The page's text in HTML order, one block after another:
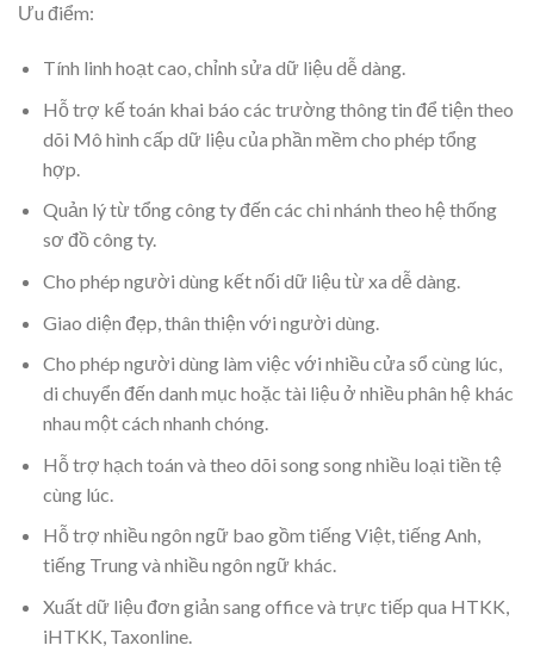
Ưu điểm:
Tính linh hoạt cao, chỉnh sửa dữ liệu dễ dàng.
Hỗ trợ kế toán khai báo các trường thông tin để tiện theo
dõi Mô hình cấp dữ liệu của phần mềm cho phép tổng
hợp.
Quản lý từ tổng công ty đến các chi nhánh theo hệ thống
sơ đồ công ty.
Cho phép người dùng kết nối dữ liệu từ xa dễ dàng.
Giao diện đẹp, thân thiện với người dùng.
Cho phép người dùng làm việc với nhiều cửa sổ cùng lúc,
di chuyển đến danh mục hoặc tài liệu ở nhiều phân hệ khác
nhau một cách nhanh chóng.
Hỗ trợ hạch toán và theo dõi song song nhiều loại tiền tệ
cùng lúc.
Hỗ trợ nhiều ngôn ngữ bao gồm tiếng Việt, tiếng Anh,
tiếng Trung và nhiều ngôn ngữ khác.
Xuất dữ liệu đơn giản sang office và trực tiếp qua HTKK,
iHTKK, Taxonline.